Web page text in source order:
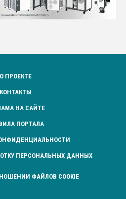
О ПРОЕКТЕ
КОНТАКТЫ
НА САЙТЕ
ПОРТАЛА
ПЕРСОНАЛЬНЫХ ДАННЫХ
ФАЙЛОВ COOKIE